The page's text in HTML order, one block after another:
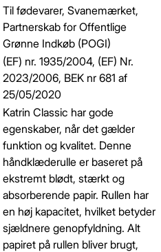
Til fødevarer, Svanemærket,
Partnerskab for Offentlige
Grønne Indkøb (POGI)
(EF) nr. 1935/2004, (EF) Nr.
2023/2006, BEK nr 681 af
25/05/2020
Katrin Classic har gode
egenskaber, når det gælder
funktion og kvalitet. Denne
håndklæderulle er baseret på
ekstremt blødt, stærkt og
absorberende papir. Rullen har
en høj kapacitet, hvilket betyder
sjældnere genopfyldning. Alt
papiret på rullen bliver brugt,